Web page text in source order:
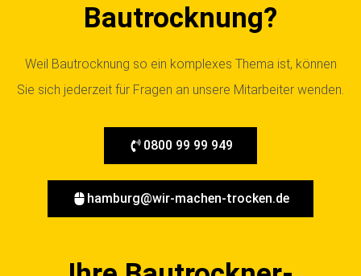
Bautrocknung?
Weil Bautrocknung so ein komplexes Thema ist, können
Sie sich jederzeit für Fragen an unsere Mitarbeiter wenden.
0800 99 99 949
hamburg@wir-machen-trocken.de